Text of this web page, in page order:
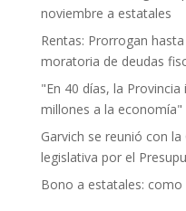
noviembre a estatales
Rentas: Prorrogan
moratoria de deudas
"En 40 días, la
millones a la economía"
Garvich se reunió con
legislativa por el
Bono a estatales: